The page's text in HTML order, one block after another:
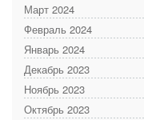
Март 2024
Февраль 2024
Январь 2024
Декабрь 2023
Ноябрь 2023
Октябрь 2023